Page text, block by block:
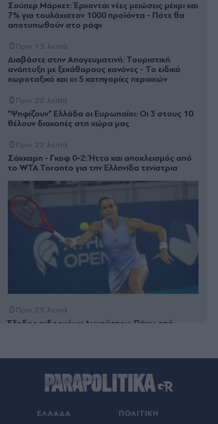
Σούπερ Μάρκετ: Έρχονται νέες μειώσεις μέχρι και
7% για τουλάχιστον 1000 προϊόντα - Πότε θα
αποτυπωθούν στο ράφι
Πριν 13 λεπτά
Διαβάστε στην Απογευματινή: Τουριστική
ανάπτυξη με ξεκάθαρους κανόνες - Το ειδικό
χωροταξικό και οι 5 κατηγορίες περιοχών
Πριν 22 λεπτά
"Ψηφίζουν" Ελλάδα οι Ευρωπαίοι: Οι 3 στους 10
θέλουν διακοπές στη χώρα μας
Πριν 22 λεπτά
Σάκκαρη - Γκοφ 0-2: Ήττα και αποκλεισμός από
το WTA Toronto για την Ελληνίδα τενίστρια
Πριν 25 λεπτά
Έξοδος εκδρομέων Αυγούστου: Πάνω από
Πριν 37 λεπτά
Πυρόπληκτοι: Ενεργοποιούνται fast track μέτρα
Πριν 42 λεπτά
ΕΛΛΑΔΑ ΠΟΛΙΤΙΚΗ